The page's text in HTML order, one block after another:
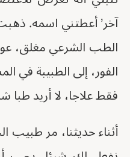
آخر’ أعطتني اسمه.
الطب الشرعي مغلق،
الفور، إلى الطبيبة في
فقط علاجا، لا أريد طبا
أثناء حديثنا، مر طبيب